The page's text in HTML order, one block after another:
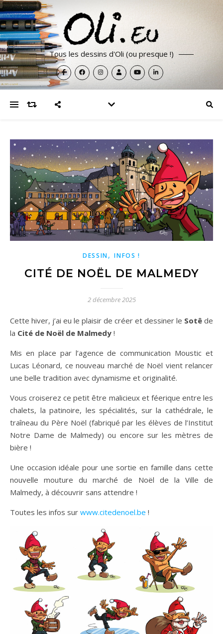
Tous les dessins d'Oli (ou presque !)
DESSIN,INFOS !
CITÉ DE NOËL DE MALMEDY
2 décembre 2025
Cette hiver, j’ai eu le plaisir de créer et dessiner le Sotê de
la Cité de Noël de Malmedy !
Mis en place par l’agence de communication Moustic et
Lucas Léonard, ce nouveau marché de Noël vient relancer
une belle tradition avec dynamisme et originalité.
Vous croiserez ce petit être malicieux et féerique entre les
chalets, la patinoire, les spécialités, sur la cathédrale, le
traîneau du Père Noël (fabriqué par les élèves de l’Institut
Notre Dame de Malmedy) ou encore sur les mètres de
bière !
Une occasion idéale pour une sortie en famille dans cette
nouvelle mouture du marché de Noël de la Ville de
Malmedy, à découvrir sans attendre !
Toutes les infos sur www.citedenoel.be !